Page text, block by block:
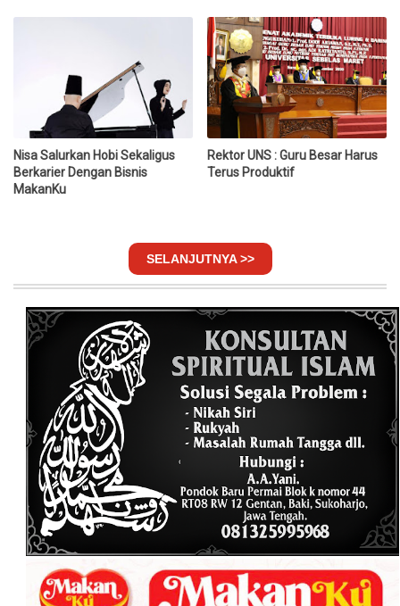
Nisa Salurkan Hobi Sekaligus
Berkarier Dengan Bisnis
MakanKu
Rektor UNS : Guru Besar Harus
Terus Produktif
SELANJUTNYA >>